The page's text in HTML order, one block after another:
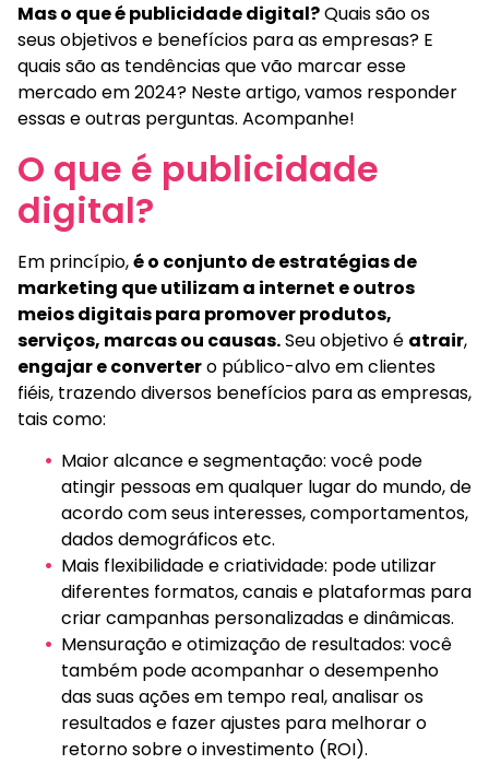
Mas o que é publicidade digital?Quais são os
seus objetivos e benefícios para as empresas? E
quais são as tendências que vão marcar esse
mercado em 2024? Neste artigo, vamos responder
essas e outras perguntas. Acompanhe!
O que é publicidade
digital?
Em princípio,é o conjunto de estratégias de
marketing que utilizam a internet e outros
meios digitais para promover produtos,
serviços, marcas ou causas.Seu objetivo é atrair,
engajar e convertero público-alvo em clientes
fiéis, trazendo diversos benefícios para as empresas,
tais como:
Maior alcance e segmentação: você pode
atingir pessoas em qualquer lugar do mundo, de
acordo com seus interesses, comportamentos,
dados demográficos etc.
Mais flexibilidade e criatividade: pode utilizar
diferentes formatos, canais e plataformas para
criar campanhas personalizadas e dinâmicas.
Mensuração e otimização de resultados: você
também pode acompanhar o desempenho
das suas ações em tempo real, analisar os
resultados e fazer ajustes para melhorar o
retorno sobre o investimento (ROI).